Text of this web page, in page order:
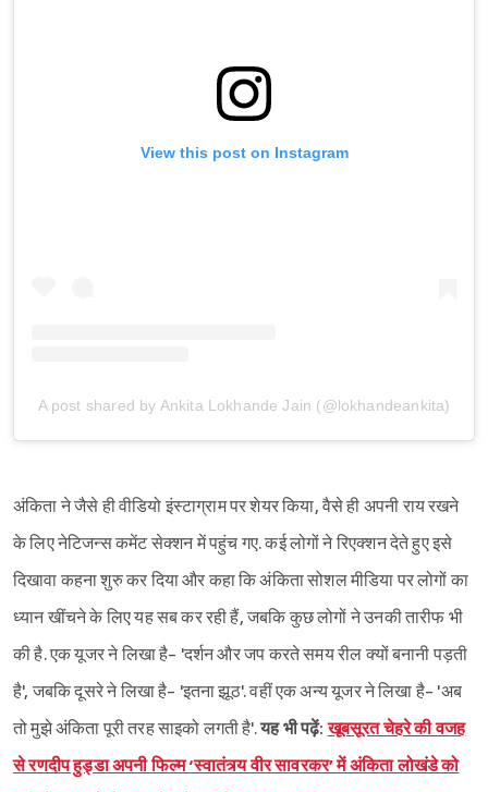
View this post on Instagram
A post shared by Ankita Lokhande Jain (@lokhandeankita)
अंकिता ने जैसे ही वीडियो इंस्टाग्राम पर शेयर किया, वैसे ही अपनी राय रखने
के लिए नेटिजन्स कमेंट सेक्शन में पहुंच गए. कई लोगों ने रिएक्शन देते हुए इसे
दिखावा कहना शुरु कर दिया और कहा कि अंकिता सोशल मीडिया पर लोगों का
ध्यान खींचने के लिए यह सब कर रही हैं, जबकि कुछ लोगों ने उनकी तारीफ भी
की है. एक यूजर ने लिखा है- 'दर्शन और जप करते समय रील क्यों बनानी पड़ती
है', जबकि दूसरे ने लिखा है- 'इतना झूठ'. वहीं एक अन्य यूजर ने लिखा है- 'अब
तो मुझे अंकिता पूरी तरह साइको लगती है'.यह भी पढ़ें:खूबसूरत चेहरे की वजह
से रणदीप हुड्डा अपनी फिल्म ‘स्वातंत्र्य वीर सावरकर’ में अंकिता लोखंडे को